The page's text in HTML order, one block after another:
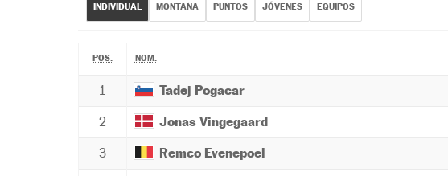
INDIVIDUAL MONTAÑA PUNTOS JÓVENES EQUIPOS
POS. NOM.
1 Tadej Pogacar
2 Jonas Vingegaard
3 Remco Evenepoel